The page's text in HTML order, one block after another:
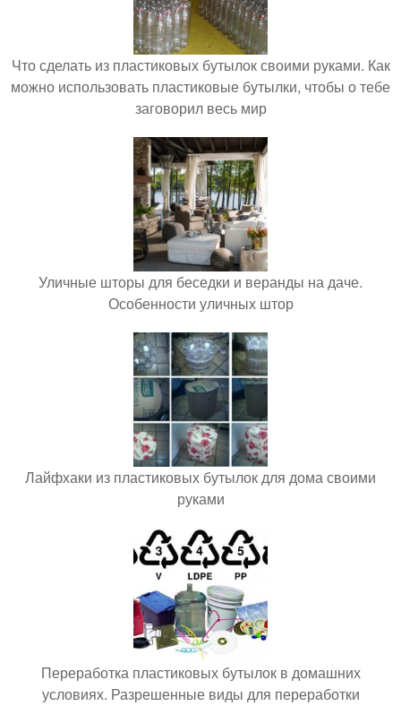
Что сделать из пластиковых бутылок своими руками. Как
можно использовать пластиковые бутылки, чтобы о тебе
заговорил весь мир
Уличные шторы для беседки и веранды на даче.
Особенности уличных штор
Лайфхаки из пластиковых бутылок для дома своими
руками
Переработка пластиковых бутылок в домашних
условиях. Разрешенные виды для переработки